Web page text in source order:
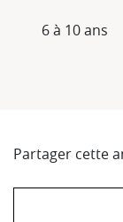
6 à 10 ans
Partager cette